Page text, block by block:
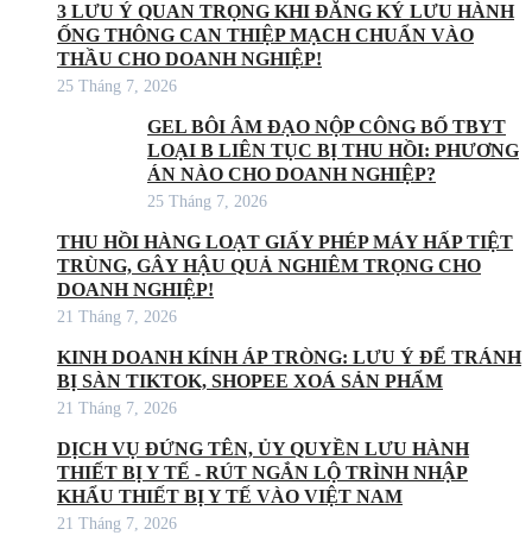
3 LƯU Ý QUAN TRỌNG KHI ĐĂNG KÝ LƯU HÀNH
ỐNG THÔNG CAN THIỆP MẠCH CHUẨN VÀO
THẦU CHO DOANH NGHIỆP!
25 Tháng 7, 2026
GEL BÔI ÂM ĐẠO NỘP CÔNG BỐ TBYT
LOẠI B LIÊN TỤC BỊ THU HỒI: PHƯƠNG
ÁN NÀO CHO DOANH NGHIỆP?
25 Tháng 7, 2026
THU HỒI HÀNG LOẠT GIẤY PHÉP MÁY HẤP TIỆT
TRÙNG, GÂY HẬU QUẢ NGHIÊM TRỌNG CHO
DOANH NGHIỆP!
21 Tháng 7, 2026
KINH DOANH KÍNH ÁP TRÒNG: LƯU Ý ĐỂ TRÁNH
BỊ SÀN TIKTOK, SHOPEE XOÁ SẢN PHẨM
21 Tháng 7, 2026
DỊCH VỤ ĐỨNG TÊN, ỦY QUYỀN LƯU HÀNH
THIẾT BỊ Y TẾ - RÚT NGẮN LỘ TRÌNH NHẬP
KHẨU THIẾT BỊ Y TẾ VÀO VIỆT NAM
21 Tháng 7, 2026